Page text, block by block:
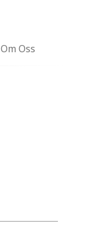
Om Oss